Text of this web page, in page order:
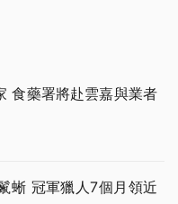
食藥署將赴雲嘉與業者
蜥 冠軍獵人7個月領近